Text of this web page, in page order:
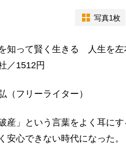
写真1枚
知って賢く生きる 人生を
／1512円
（フリーライター）
産」という言葉をよく耳に
安心できない時代になった。